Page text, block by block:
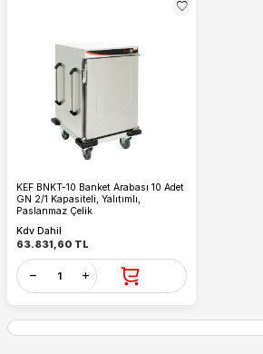
KEF BNKT-10 Banket Arabası 10 Adet
GN 2/1 Kapasiteli, Yalıtımlı,
Paslanmaz Çelik
Kdv Dahil
63.831,60 TL